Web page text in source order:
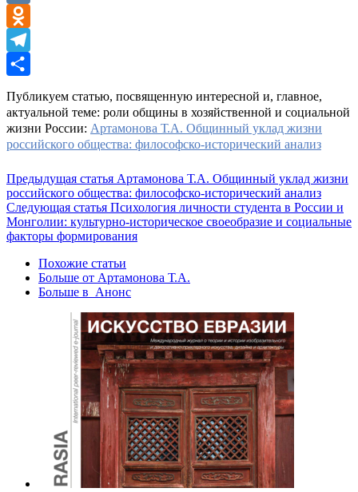
VK
Odnoklassniki
Telegram
Публикуем статью, посвященную интересной и, главное,
актуальной теме: роли общины в хозяйственной и социальной
жизни России: Артамонова Т.А. Общинный уклад жизни
российского общества: философско-исторический анализ
Предыдущая статья Артамонова Т.А. Общинный уклад жизни
российского общества: философско-исторический анализ
Следующая статья Психология личности студента в России и
Монголии: культурно-историческое своеобразие и социальные
факторы формирования
Похожие статьи
Больше от Артамонова Т.А.
Больше в Анонс